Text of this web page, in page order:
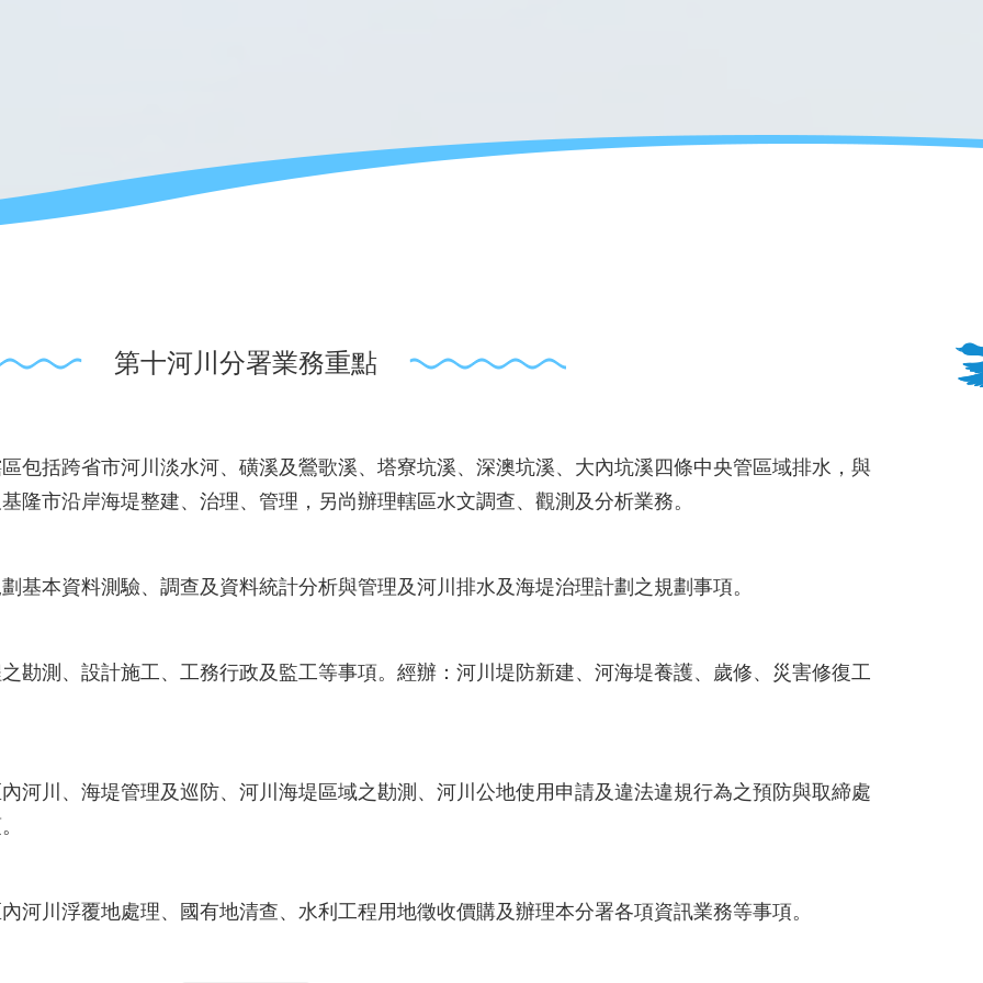
第十河川分署業務重點
包括跨省市河川淡水河、磺溪及鶯歌溪、塔寮坑溪、深澳坑溪、大內坑溪四條中央管區域排水，與
隆市沿岸海堤整建、治理、管理，另尚辦理轄區水文調查、觀測及分析業務。
基本資料測驗、調查及資料統計分析與管理及河川排水及海堤治理計劃之規劃事項。
勘測、設計施工、工務行政及監工等事項。經辦：河川堤防新建、河海堤養護、歲修、災害修復工
河川、海堤管理及巡防、河川海堤區域之勘測、河川公地使用申請及違法違規行為之預防與取締處
河川浮覆地處理、國有地清查、水利工程用地徵收價購及辦理本分署各項資訊業務等事項。